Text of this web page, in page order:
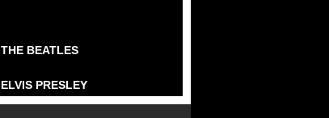
THE BEATLES
ELVIS PRESLEY